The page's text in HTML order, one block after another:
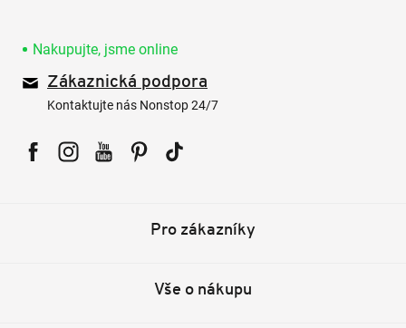
Nakupujte, jsme online
Zákaznická podpora
Kontaktujte nás Nonstop 24/7
Pro zákazníky
Vše o nákupu